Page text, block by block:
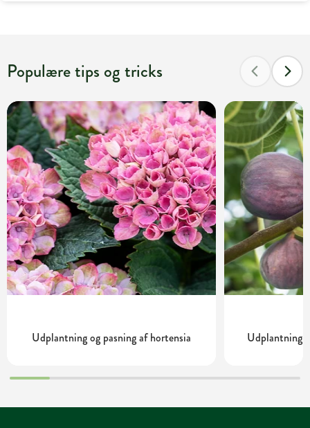
Populære tips og tricks
Udplantning og pasning af hortensia Udplantning